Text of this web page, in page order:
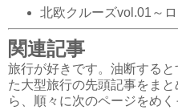
北欧クルーズvol.01～
関連記事
旅行が好きです。油断する
た大型旅行の先頭記事をま
ら、順々に次のページをめく